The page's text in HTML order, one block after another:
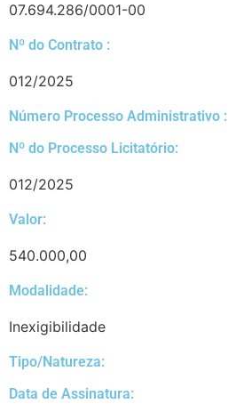
07.694.286/0001-00
Nº do Contrato :
012/2025
Número Processo Administrativo :
Nº do Processo Licitatório:
012/2025
Valor:
540.000,00
Modalidade:
Inexigibilidade
Tipo/Natureza:
Data de Assinatura: